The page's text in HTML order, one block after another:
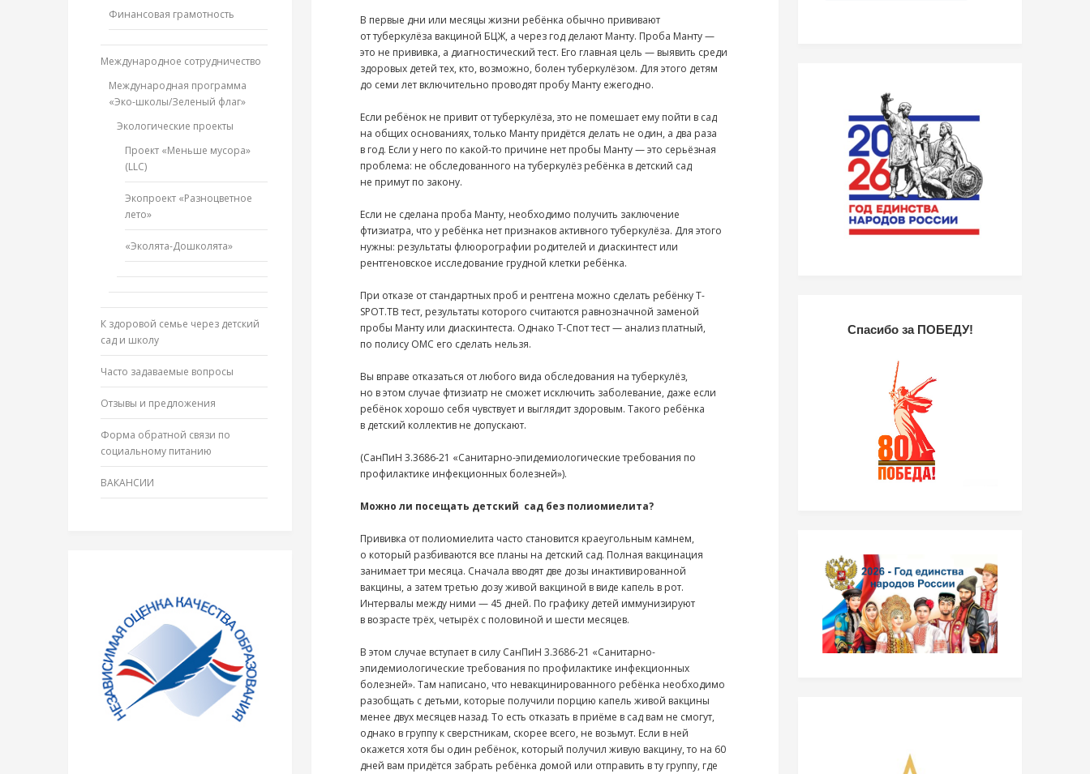
Финансовая грамотность
Международное сотрудничество
Международная программа
«Эко-школы/Зеленый флаг»
Экологические проекты
Проект «Меньше мусора»
(LLC)
Экопроект «Разноцветное
лето»
«Эколята-Дошколята»
К здоровой семье через детский
сад и школу
Часто задаваемые вопросы
Отзывы и предложения
Форма обратной связи по
социальному питанию
ВАКАНСИИ
В первые дни или месяцы жизни ребёнка обычно прививают
от туберкулёза вакциной БЦЖ, а через год делают Манту. Проба Манту —
это не прививка, а диагностический тест. Его главная цель — выявить среди
здоровых детей тех, кто, возможно, болен туберкулёзом. Для этого детям
до семи лет включительно проводят пробу Манту ежегодно.
Если ребёнок не привит от туберкулёза, это не помешает ему пойти в сад
на общих основаниях, только Манту придётся делать не один, а два раза
в год. Если у него по какой-то причине нет пробы Манту — это серьёзная
проблема: не обследованного на туберкулёз ребёнка в детский сад
не примут по закону.
Если не сделана проба Манту, необходимо получить заключение
фтизиатра, что у ребёнка нет признаков активного туберкулёза. Для этого
нужны: результаты флюорографии родителей и диаскинтест или
рентгеновское исследование грудной клетки ребёнка.
При отказе от стандартных проб и рентгена можно сделать ребёнку T-
SPOT.TB тест, результаты которого считаются равнозначной заменой
пробы Манту или диаскинтеста. Однако T-Спот тест — анализ платный,
по полису ОМС его сделать нельзя.
Вы вправе отказаться от любого вида обследования на туберкулёз,
но в этом случае фтизиатр не сможет исключить заболевание, даже если
ребёнок хорошо себя чувствует и выглядит здоровым. Такого ребёнка
в детский коллектив не допускают.
(СанПиН 3.3686-21 «Санитарно-эпидемиологические требования по
профилактике инфекционных болезней»).
Можно ли посещать детский сад без полиомиелита?
Прививка от полиомиелита часто становится краеугольным камнем,
о который разбиваются все планы на детский сад. Полная вакцинация
занимает три месяца. Сначала вводят две дозы инактивированной
вакцины, а затем третью дозу живой вакциной в виде капель в рот.
Интервалы между ними — 45 дней. По графику детей иммунизируют
в возрасте трёх, четырёх с половиной и шести месяцев.
В этом случае вступает в силу СанПиН 3.3686-21 «Санитарно-
эпидемиологические требования по профилактике инфекционных
болезней». Там написано, что невакцинированного ребёнка необходимо
разобщать с детьми, которые получили порцию капель живой вакцины
менее двух месяцев назад. То есть отказать в приёме в сад вам не смогут,
однако в группу к сверстникам, скорее всего, не возьмут. Если в ней
окажется хотя бы один ребёнок, который получил живую вакцину, то на 60
дней вам придётся забрать ребёнка домой или отправить в ту группу, где
Спасибо за ПОБЕДУ!